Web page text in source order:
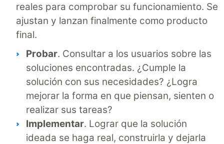
reales para comprobar su funcionamiento. Se
ajustan y lanzan finalmente como producto
final.
Probar. Consultar a los usuarios sobre las
soluciones encontradas. ¿Cumple la
solución con sus necesidades? ¿Logra
mejorar la forma en que piensan, sienten o
realizar sus tareas?
Implementar. Lograr que la solución
ideada se haga real, construirla y dejarla